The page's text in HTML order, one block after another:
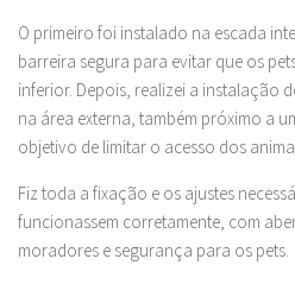
O primeiro foi instalado na escada
barreira segura para evitar que os
inferior. Depois, realizei a instalação
na área externa, também próximo a
objetivo de limitar o acesso dos
Fiz toda a fixação e os ajustes
funcionassem corretamente, com
moradores e segurança para os pets.